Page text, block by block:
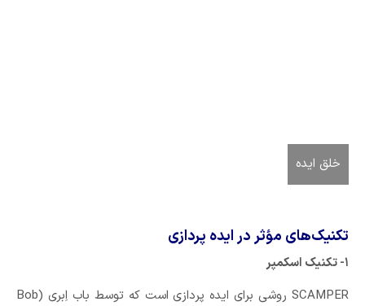
خلق ایده
تکنیک‌های مؤثر در ایده پردازی
۱- تکنیک اسکمپر
SCAMPER روشی برای ایده پردازی است که توسط باب اِبری (Bob